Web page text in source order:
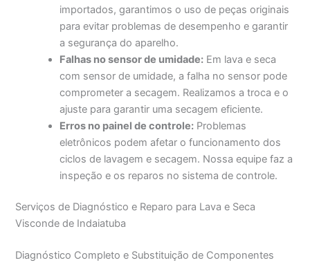
importados, garantimos o uso de peças originais
para evitar problemas de desempenho e garantir
a segurança do aparelho.
Falhas no sensor de umidade: Em lava e seca
com sensor de umidade, a falha no sensor pode
comprometer a secagem. Realizamos a troca e o
ajuste para garantir uma secagem eficiente.
Erros no painel de controle: Problemas
eletrônicos podem afetar o funcionamento dos
ciclos de lavagem e secagem. Nossa equipe faz a
inspeção e os reparos no sistema de controle.
Serviços de Diagnóstico e Reparo para Lava e Seca
Visconde de Indaiatuba
Diagnóstico Completo e Substituição de Componentes